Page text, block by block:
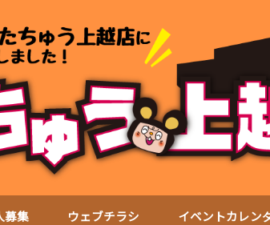
募集 ウェブチラシ イベントカレン